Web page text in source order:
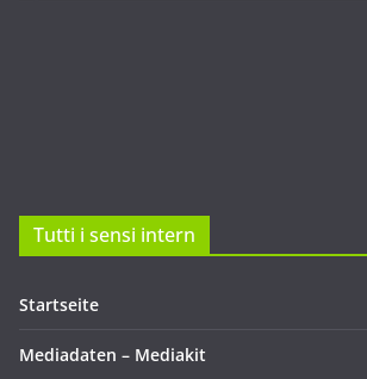
Tutti i sensi intern
Startseite
Mediadaten – Mediakit